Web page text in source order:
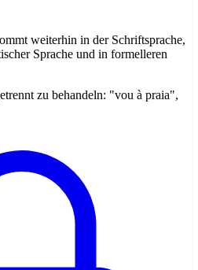
weiterhin in der Schriftsprache,
Sprache und in formelleren
zu behandeln: "vou à praia",